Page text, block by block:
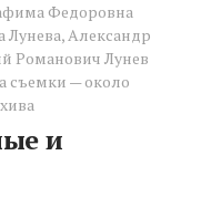
Федоровна
Лунева, Александр
Романович Лунев
съемки — около
и